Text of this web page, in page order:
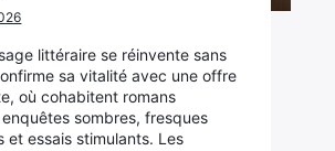
littéraire se réinvente sans
sa vitalité avec une offre
où cohabitent romans
sombres, fresques
et essais stimulants. Les